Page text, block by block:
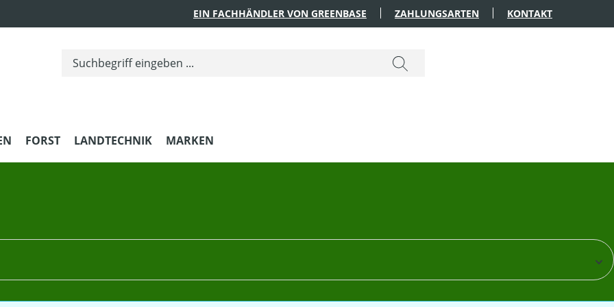
EIN FACHHÄNDLER VON GREENBASE ZAHLUNGSARTEN KONTAKT
FORST LANDTECHNIK MARKEN